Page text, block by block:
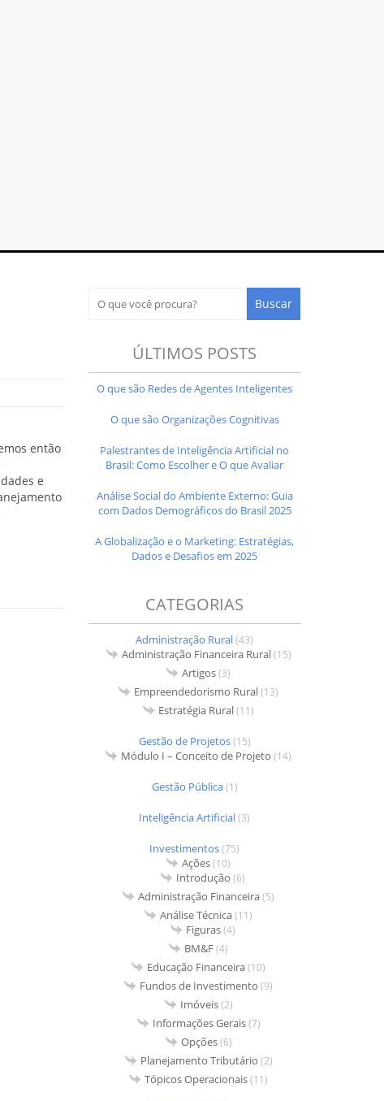
então
e
ÚLTIMOS POSTS
O que são Redes de Agentes Inteligentes
O que são Organizações Cognitivas
Palestrantes de Inteligência Artificial no
Brasil: Como Escolher e O que Avaliar
Análise Social do Ambiente Externo: Guia
com Dados Demográficos do Brasil 2025
A Globalização e o Marketing: Estratégias,
Dados e Desafios em 2025
CATEGORIAS
Administração Rural(43)
Administração Financeira Rural(15)
Artigos(3)
Empreendedorismo Rural(13)
Estratégia Rural(11)
Gestão de Projetos(15)
Módulo I – Conceito de Projeto (14)
Gestão Pública(1)
Inteligência Artificial(3)
Investimentos(75)
Ações(10)
Introdução (6)
Administração Financeira(5)
Análise Técnica(11)
Figuras(4)
BM&F(4)
Educação Financeira(10)
Fundos de Investimento (9)
Imóveis(2)
Informações Gerais(7)
Opções(6)
Planejamento Tributário (2)
Tópicos Operacionais(11)